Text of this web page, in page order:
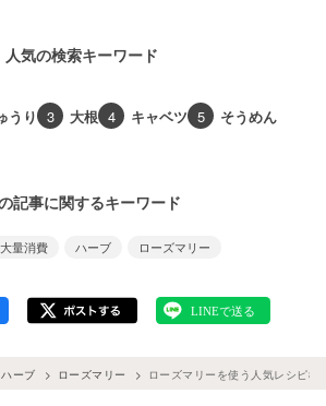
人気の検索キーワード
うり 3 大根 4 キャベツ 5 そうめん
記事に関するキーワード
大量消費 ハーブ ローズマリー
ハーブ ローズマリー ローズマリーを使う人気レシピ8